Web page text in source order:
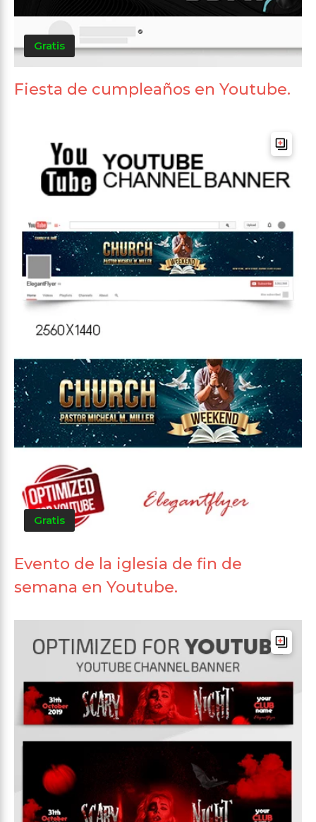
Gratis
Fiesta de cumpleaños en Youtube.
Gratis
Evento de la iglesia de fin de
semana en Youtube.